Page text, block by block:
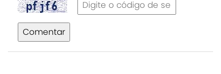
Comentar